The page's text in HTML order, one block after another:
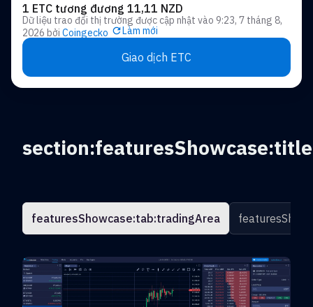
1 ETC tương đương 11,11 NZD
Dữ liệu trao đổi thị trường được cập nhật vào 9:23, 7 tháng 8,
2026 bởi Coingecko Làm mới
Giao dịch ETC
section:featuresShowcase:title
featuresShowcase:tab:tradingArea